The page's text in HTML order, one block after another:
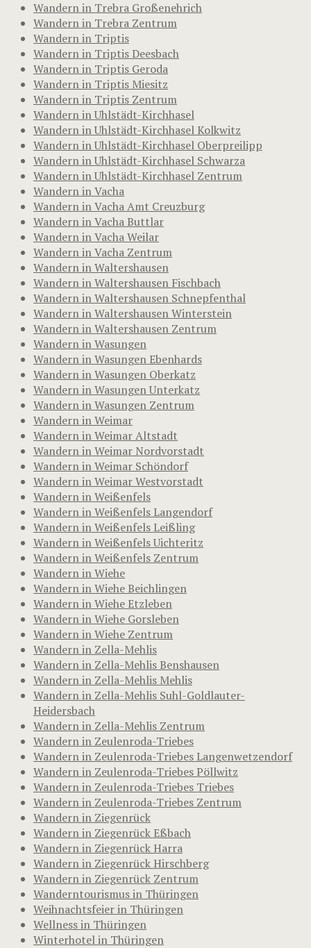
Wandern in Trebra Großenehrich
Wandern in Trebra Zentrum
Wandern in Triptis
Wandern in Triptis Deesbach
Wandern in Triptis Geroda
Wandern in Triptis Miesitz
Wandern in Triptis Zentrum
Wandern in Uhlstädt-Kirchhasel
Wandern in Uhlstädt-Kirchhasel Kolkwitz
Wandern in Uhlstädt-Kirchhasel Oberpreilipp
Wandern in Uhlstädt-Kirchhasel Schwarza
Wandern in Uhlstädt-Kirchhasel Zentrum
Wandern in Vacha
Wandern in Vacha Amt Creuzburg
Wandern in Vacha Buttlar
Wandern in Vacha Weilar
Wandern in Vacha Zentrum
Wandern in Waltershausen
Wandern in Waltershausen Fischbach
Wandern in Waltershausen Schnepfenthal
Wandern in Waltershausen Winterstein
Wandern in Waltershausen Zentrum
Wandern in Wasungen
Wandern in Wasungen Ebenhards
Wandern in Wasungen Oberkatz
Wandern in Wasungen Unterkatz
Wandern in Wasungen Zentrum
Wandern in Weimar
Wandern in Weimar Altstadt
Wandern in Weimar Nordvorstadt
Wandern in Weimar Schöndorf
Wandern in Weimar Westvorstadt
Wandern in Weißenfels
Wandern in Weißenfels Langendorf
Wandern in Weißenfels Leißling
Wandern in Weißenfels Uichteritz
Wandern in Weißenfels Zentrum
Wandern in Wiehe
Wandern in Wiehe Beichlingen
Wandern in Wiehe Etzleben
Wandern in Wiehe Gorsleben
Wandern in Wiehe Zentrum
Wandern in Zella-Mehlis
Wandern in Zella-Mehlis Benshausen
Wandern in Zella-Mehlis Mehlis
Wandern in Zella-Mehlis Suhl-Goldlauter-
Heidersbach
Wandern in Zella-Mehlis Zentrum
Wandern in Zeulenroda-Triebes
Wandern in Zeulenroda-Triebes Langenwetzendorf
Wandern in Zeulenroda-Triebes Pöllwitz
Wandern in Zeulenroda-Triebes Triebes
Wandern in Zeulenroda-Triebes Zentrum
Wandern in Ziegenrück
Wandern in Ziegenrück Eßbach
Wandern in Ziegenrück Harra
Wandern in Ziegenrück Hirschberg
Wandern in Ziegenrück Zentrum
Wanderntourismus in Thüringen
Weihnachtsfeier in Thüringen
Wellness in Thüringen
Winterhotel in Thüringen